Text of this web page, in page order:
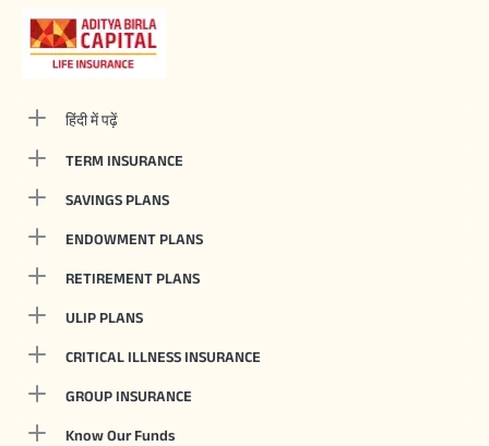
हिंदी में पढ़ें
TERM INSURANCE
SAVINGS PLANS
ENDOWMENT PLANS
RETIREMENT PLANS
ULIP PLANS
CRITICAL ILLNESS INSURANCE
GROUP INSURANCE
Know Our Funds